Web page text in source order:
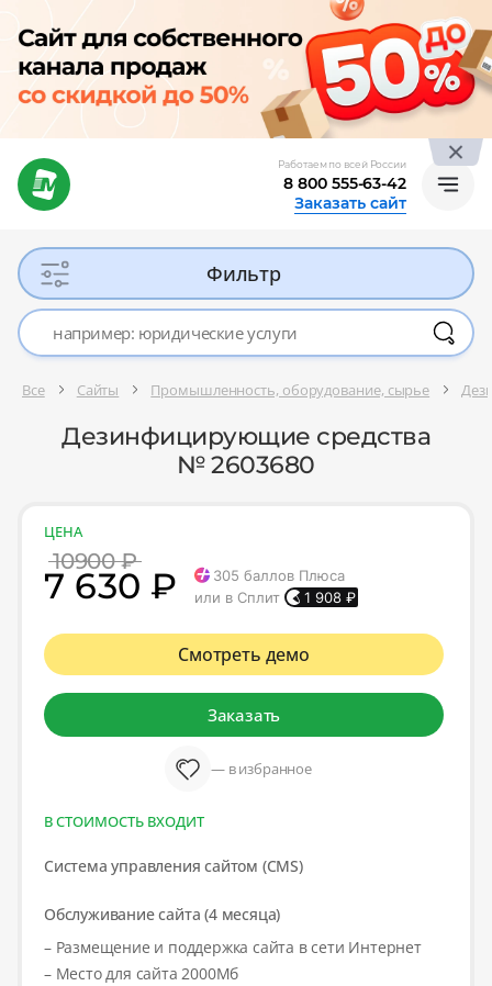
Работаем по всей России
8 800 555-63-42
Заказать сайт
Фильтр
Все Сайты Промышленность, оборудование, сырье
Дезинфицирующие средства
№ 2603680
ЦЕНА
10900 ₽
7 630 ₽ 305 баллов Плюса
или в Сплит
1 908 ₽
Смотреть демо
Заказать
— в избранное
В СТОИМОСТЬ ВХОДИТ
Система управления сайтом (CMS)
Обслуживание сайта (4 месяца)
– Размещение и поддержка сайта в сети Интернет
– Место для сайта 2000Мб